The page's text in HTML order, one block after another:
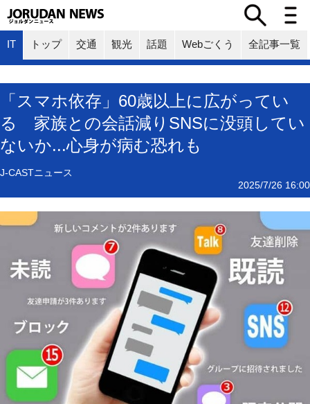
IT トップ 交通 観光 話題 Webごくう 全記事一覧
「スマホ依存」60歳以上に広がってい
る 家族との会話減りSNSに没頭してい
ないか...心身が病む恐れも
J-CASTニュース
2025/7/26 16:00